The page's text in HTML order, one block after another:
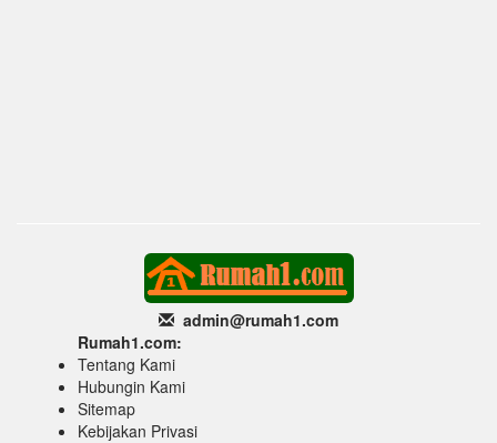
admin@rumah1.com
Rumah1.com:
Tentang Kami
Hubungin Kami
Sitemap
Kebijakan Privasi